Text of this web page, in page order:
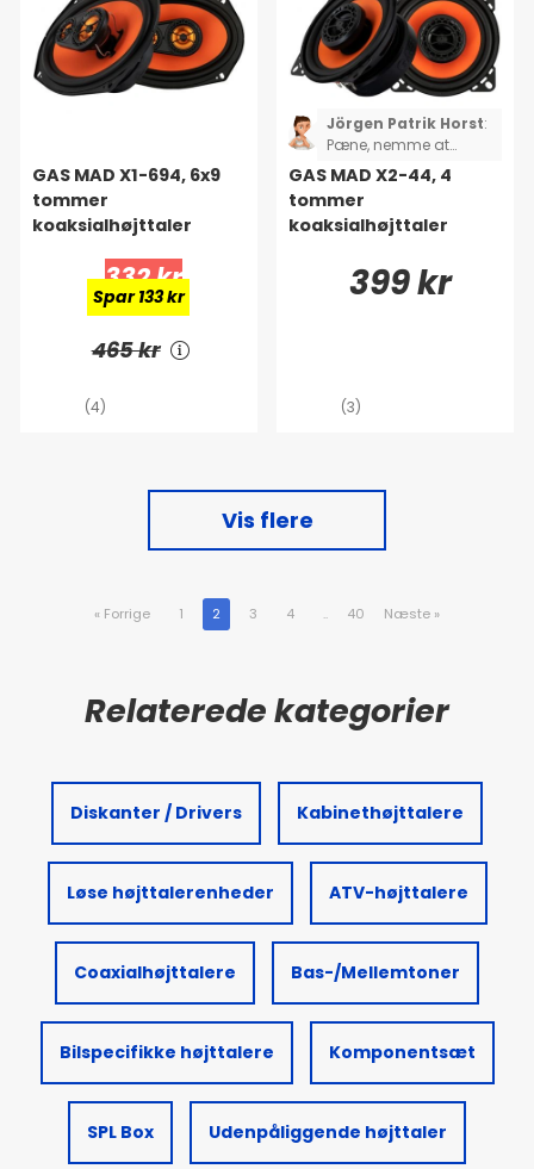
GAS MAD X1-694, 6x9
tommer
koaksialhøjttaler
332 kr
Spar 133 kr
465 kr
(4)
Jörgen Patrik Horst:
Pæne, nemme at
montere, og de lyder
godt
GAS MAD X2-44, 4
tommer
koaksialhøjttaler
399 kr
(3)
Vis flere
« Forrige 1 2 3 4 .. 40 Næste »
Diskanter / Drivers Kabinethøjttalere
Løse højttalerenheder ATV-højttalere
Coaxialhøjttalere Bas-/Mellemtoner
Bilspecifikke højttalere Komponentsæt
SPL Box Udenpåliggende højttaler